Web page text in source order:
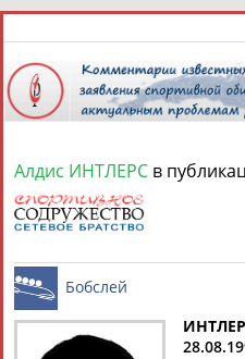
10
СПОРТСМЕНЫ, ТРЕНЕРЫ
Найдено: 13181
Алдис ИНТЛЕРС в